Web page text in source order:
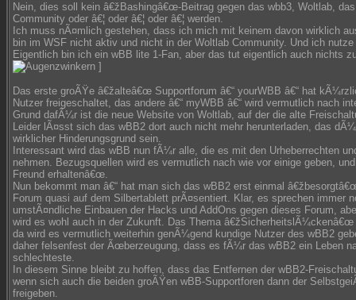
Nein, dies soll kein â€žBashingâ€œ-Beitrag gegen das wbb3, Woltlab,
Community oder â€¦ oder â€¦ oder â€¦ werden.
Ich muss nÃ¤mlich gestehen, dass ich mich mit keinem davon wirklich
bin im WSF nicht aktiv und nicht in der Woltlab Community. Und ich
Eigentlich bin ich ein wBB lite 1-Fan, aber das tut eigentlich auch nichts
]
Das erste groÃŸe â€žalteâ€œ Supportforum â€“ yourWBB â€“ hat
Nutzer freigeschaltet, das andere â€“ myWBB â€“ wird vermutlich nach
Grund dafÃ¼r ist die neue Website von Woltlab, auf der die alte
Leider lÃ¤sst sich das wBB2 dort auch nicht mehr herunterladen, das
wirklicher Hinderungsgrund sein.
Interessant wird das wBB nun fÃ¼r alle, die es mit den Urheberrechten
nehmen. Bezugsquellen wird es vermutlich nach wie vor einige geben,
Freund erhaltenâ€œ.
Nun bekommt man â€“ hat man sich das wBB2 erst einmal
Forum quasi auf dem Silbertablett prÃ¤sentiert. Klar, es sprechen immer
umstÃ¤ndliche Einbauen der Hacks und AddOns gegen dieses Forum,
wird es wohl auch in der Zukunft. Das Thema
da wird es vermutlich weiterhin genÃ¼gend kundige Nutzer des wBB2
daher felsenfest der Ãœberzeugung, dass es fÃ¼r das wBB2 ein Leben
schlechteste.
In diesem Sinne bleibt zu hoffen, dass das Entfernen der wBB2-
wenn sich auch die beiden groÃŸen wBB-Supportforen dann der
freigeben.